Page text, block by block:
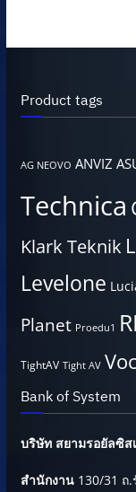
Product tags
AG NEOVO ANVIZ
Technica
Klark Teknik
Levelone
Planet Proedu1
TightAV Tight AV
Bank of System
บริษัท สยามรอยัลซิส
สำนักงาน130/31 ถ.